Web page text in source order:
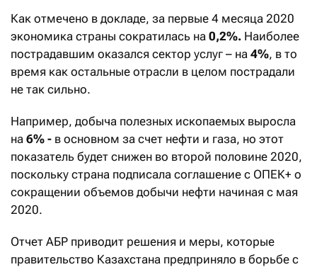
Как отмечено в докладе, за первые 4 месяца 2020
экономика страны сократилась на 0,2%. Наиболее
пострадавшим оказался сектор услуг – на 4%, в то
время как остальные отрасли в целом пострадали
не так сильно.
Например, добыча полезных ископаемых выросла
на 6% - в основном за счет нефти и газа, но этот
показатель будет снижен во второй половине 2020,
поскольку страна подписала соглашение с ОПЕК+ о
сокращении объемов добычи нефти начиная с мая
2020.
Отчет АБР приводит решения и меры, которые
правительство Казахстана предприняло в борьбе с